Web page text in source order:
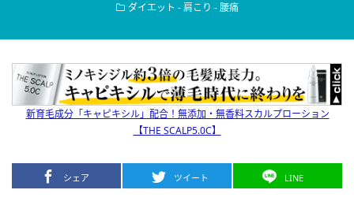
ダイエット -肩こり -腰痛
新育毛成分「キャピキシル」配合！無添加・無香料スカルプローション
【THE SCALP5.0C】
シェア ツイート LINE